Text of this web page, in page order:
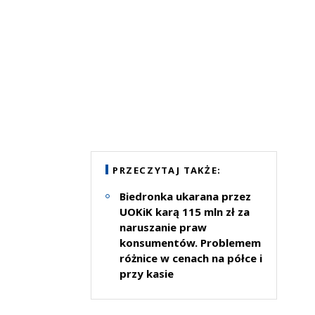
PRZECZYTAJ TAKŻE:
Biedronka ukarana przez
UOKiK karą 115 mln zł za
naruszanie praw
konsumentów. Problemem
różnice w cenach na półce i
przy kasie